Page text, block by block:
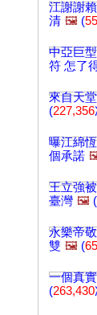
江謝謝
清 🖼️ (
中亞巨
符 怎了
來自天
(227,356
曝江綿
個承諾
王立強
臺灣 🖼️ (
永樂帝
雙 🖼️ (
一個真
(263,430